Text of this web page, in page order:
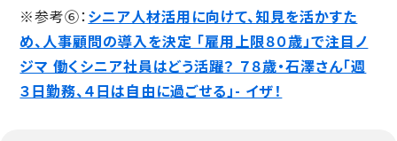
※参考⑥：シニア人材活用に向けて、知見を活かすた
め、人事顧問の導入を決定 「雇用上限８０歳」で注目ノ
ジマ 働くシニア社員はどう活躍？ ７８歳・石澤さん「週
３日勤務、４日は自由に過ごせる」- イザ！